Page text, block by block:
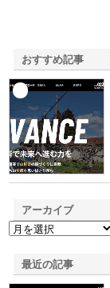
おすすめ記事
アーカイブ
最近の記事